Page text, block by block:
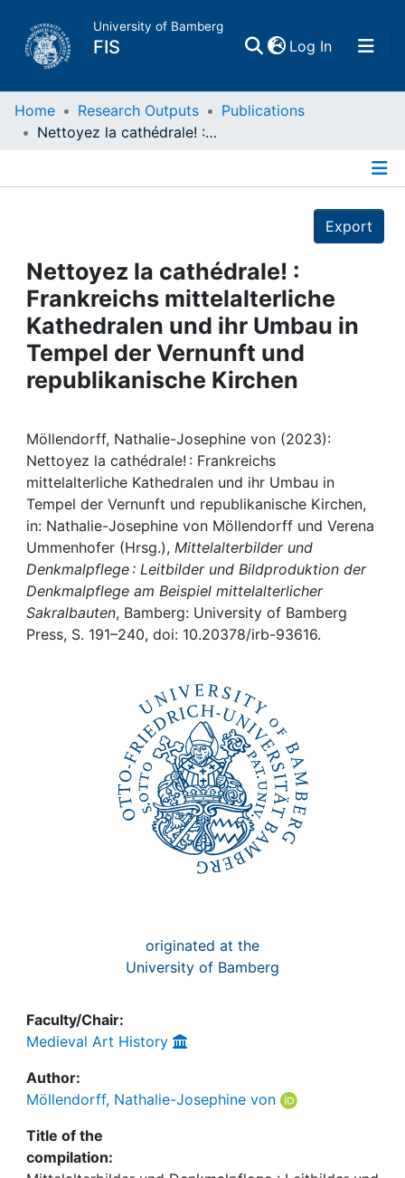
University of Bamberg
FIS Log In(current)
Home
Projects
People
Institutions
My FIS
Help
Home Research Outputs
Publications
Nettoyez la cathédrale! : Frankreichs mittelalterliche Kathedralen und ihr Umbau in Tempel der Vernunft und republikanische Kirchen
Export
Nettoyez la cathédrale! :
Frankreichs mittelalterliche
Kathedralen und ihr Umbau in
Tempel der Vernunft und
republikanische Kirchen
Möllendorff, Nathalie-Josephine von (2023):
Nettoyez la cathédrale! : Frankreichs
mittelalterliche Kathedralen und ihr Umbau in
Tempel der Vernunft und republikanische Kirchen,
in: Nathalie-Josephine von Möllendorff und Verena
Ummenhofer (Hrsg.), Mittelalterbilder und
Denkmalpflege : Leitbilder und Bildproduktion der
Denkmalpflege am Beispiel mittelalterlicher
Sakralbauten, Bamberg: University of Bamberg
Press, S. 191–240, doi: 10.20378/irb-93616.
originated at the
University of Bamberg
Faculty/Chair:
Medieval Art History
Author:
Möllendorff, Nathalie-Josephine von
Title of the
compilation: